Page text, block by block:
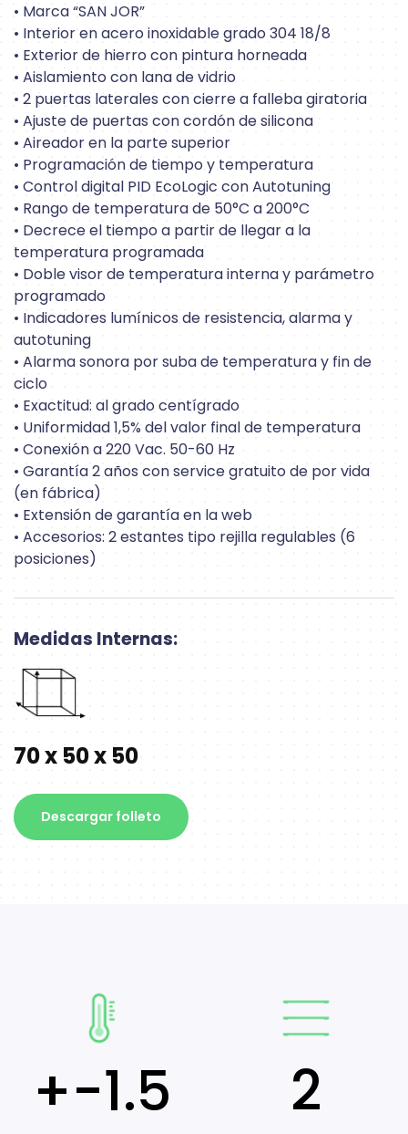
• Marca “SAN JOR”
• Interior en acero inoxidable grado 304 18/8
• Exterior de hierro con pintura horneada
• Aislamiento con lana de vidrio
• 2 puertas laterales con cierre a falleba giratoria
• Ajuste de puertas con cordón de silicona
• Aireador en la parte superior
• Programación de tiempo y temperatura
• Control digital PID EcoLogic con Autotuning
• Rango de temperatura de 50°C a 200°C
• Decrece el tiempo a partir de llegar a la
temperatura programada
• Doble visor de temperatura interna y parámetro
programado
• Indicadores lumínicos de resistencia, alarma y
autotuning
• Alarma sonora por suba de temperatura y fin de
ciclo
• Exactitud: al grado centígrado
• Uniformidad 1,5% del valor final de temperatura
• Conexión a 220 Vac. 50-60 Hz
• Garantía 2 años con service gratuito de por vida
(en fábrica)
• Extensión de garantía en la web
• Accesorios: 2 estantes tipo rejilla regulables (6
posiciones)
Medidas Internas:
70 x 50 x 50
Descargar folleto
+-1.5
2